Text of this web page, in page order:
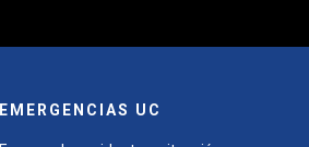
EMERGENCIAS UC